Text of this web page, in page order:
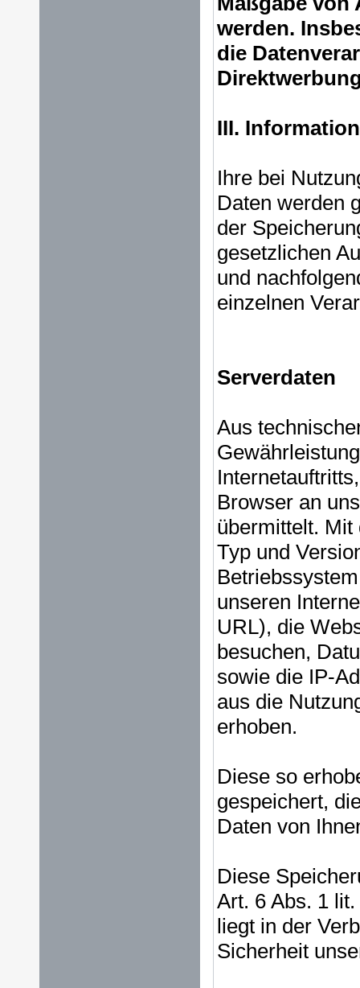
werden.
die
III.
Ihre bei
Daten werden
der
gesetzlichen
und
einzelnen
Serverdaten
Aus
Browser an
übermittelt. Mit
Typ und
unseren
URL), die
besuchen,
sowie die IP-
aus die
erhoben.
Diese so
gespeichert,
Daten von
Diese
Art. 6 Abs. 1
liegt in der
Sicherheit